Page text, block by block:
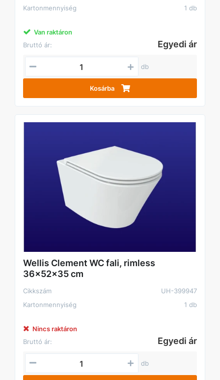
Kartonmennyiség
1 db
Van raktáron
Bruttó ár:
Egyedi ár
db
Kosárba
Wellis Clement WC fali, rimless
36x52x35 cm
Cikkszám
UH-399947
Kartonmennyiség
1 db
Nincs raktáron
Bruttó ár:
Egyedi ár
db